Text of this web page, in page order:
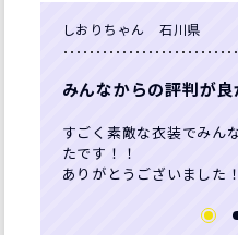
しおりちゃん 石川県
みんなからの評判が良
すごく素敵な衣装でみん
たです！！
ありがとうございました！